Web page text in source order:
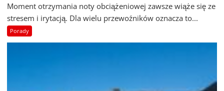
Moment otrzymania noty obciążeniowej zawsze wiąże się ze
stresem i irytacją. Dla wielu przewoźników oznacza to...
Porady